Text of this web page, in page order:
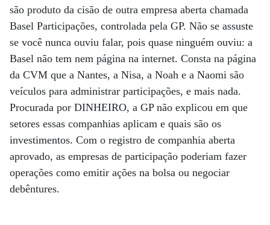
são produto da cisão de outra empresa aberta chamada
Basel Participações, controlada pela GP. Não se assuste
se você nunca ouviu falar, pois quase ninguém ouviu: a
Basel não tem nem página na internet. Consta na página
da CVM que a Nantes, a Nisa, a Noah e a Naomi são
veículos para administrar participações, e mais nada.
Procurada por DINHEIRO, a GP não explicou em que
setores essas companhias aplicam e quais são os
investimentos. Com o registro de companhia aberta
aprovado, as empresas de participação poderiam fazer
operações como emitir ações na bolsa ou negociar
debêntures.